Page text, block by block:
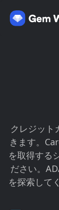
クレジット
きます。
を取得する
ださい。
を探索して